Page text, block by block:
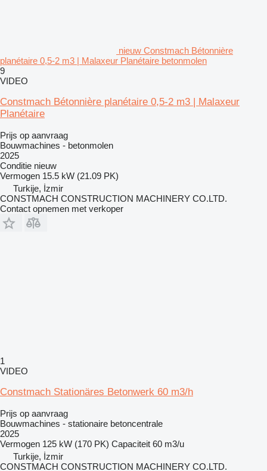
nieuw Constmach Bétonnière
planétaire 0,5-2 m3 | Malaxeur Planétaire betonmolen
9
VIDEO
Constmach Bétonnière planétaire 0,5-2 m3 | Malaxeur
Planétaire
Prijs op aanvraag
Bouwmachines - betonmolen
2025
Conditie nieuw
Vermogen 15.5 kW (21.09 PK)
Turkije, İzmir
CONSTMACH CONSTRUCTION MACHINERY CO.LTD.
Contact opnemen met verkoper
1
VIDEO
Constmach Stationäres Betonwerk 60 m3/h
Prijs op aanvraag
Bouwmachines - stationaire betoncentrale
2025
Vermogen 125 kW (170 PK) Capaciteit 60 m3/u
Turkije, İzmir
CONSTMACH CONSTRUCTION MACHINERY CO.LTD.